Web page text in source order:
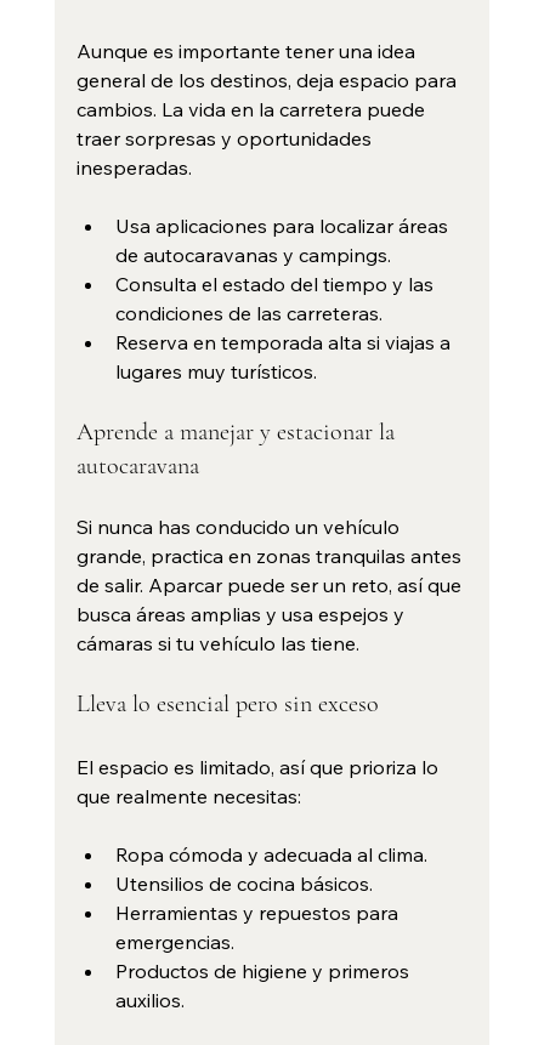
Aunque es importante tener una idea
general de los destinos, deja espacio para
cambios. La vida en la carretera puede
traer sorpresas y oportunidades
inesperadas.
Usa aplicaciones para localizar áreas
de autocaravanas y campings.
Consulta el estado del tiempo y las
condiciones de las carreteras.
Reserva en temporada alta si viajas a
lugares muy turísticos.
Aprende a manejar y estacionar la
autocaravana
Si nunca has conducido un vehículo
grande, practica en zonas tranquilas antes
de salir. Aparcar puede ser un reto, así que
busca áreas amplias y usa espejos y
cámaras si tu vehículo las tiene.
Lleva lo esencial pero sin exceso
El espacio es limitado, así que prioriza lo
que realmente necesitas:
Ropa cómoda y adecuada al clima.
Utensilios de cocina básicos.
Herramientas y repuestos para
emergencias.
Productos de higiene y primeros
auxilios.